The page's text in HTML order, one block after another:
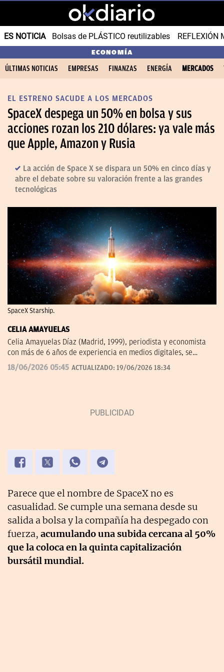
ES NOTICIA Bolsas de PLÁSTICO reutilizables REFLEXIÓN
ECONOMÍA
ÚLTIMAS NOTICIAS EMPRESAS FINANZAS ENERGÍA MERCADOS
EL ESTRENO SACUDE A LOS MERCADOS
SpaceX despega un 50% en bolsa y sus
acciones rozan los 210 dólares: ya vale más
que Apple, Amazon y Rusia
La acción de Space X se dispara un 50% en cinco días y
abre el debate sobre su valoración frente a las grandes
tecnológicas
SpaceX Starship.
CELIA AMAYUELAS
Celia Amayuelas Díaz (Madrid, 1999), periodista y economista
con más de 6 años de experiencia en medios digitales, se
incorporó a OKDIARIO en 2026 procedente de finanzas.com, 'El
Español' y Capital Radio. Puedes contactar conmigo en
18/06/2026 05:45 ACTUALIZADO: 19/06/2026 18:34
Parece que el nombre de SpaceX no es
casualidad. Se cumple una semana desde su
salida a bolsa y la compañía ha despegado con
fuerza, acumulando una subida cercana al 50%
que la colocaen la quinta capitalización
bursátil mundial.